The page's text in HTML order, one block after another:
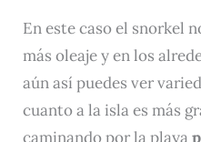
En este caso el snorkel
más oleaje y en los
aún así puedes ver
cuanto a la isla es más
caminando por la playa